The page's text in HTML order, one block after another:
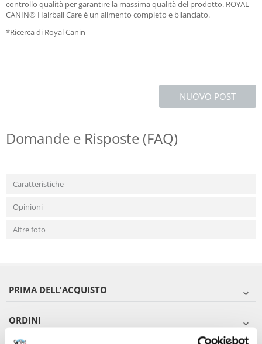
controllo qualità per garantire la massima qualità del prodotto. ROYAL
CANIN® Hairball Care è un alimento completo e bilanciato.
*Ricerca di Royal Canin
NUOVO POST
Domande e Risposte (FAQ)
Caratteristiche
Opinioni
Altre foto
PRIMA DELL'ACQUISTO
ORDINI